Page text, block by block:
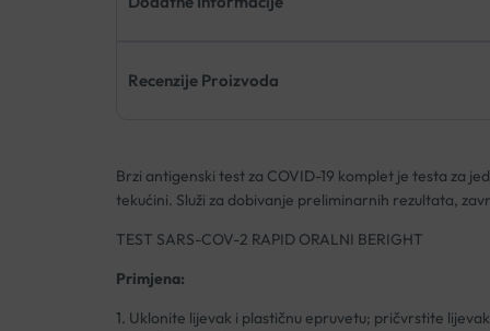
Recenzije Proizvoda
Brzi antigenski test za COVID-19 komplet je testa za
tekućini. Služi za dobivanje preliminarnih rezultata,
TEST SARS-COV-2 RAPID ORALNI BERIGHT
Primjena:
1. Uklonite lijevak i plastičnu epruvetu; pričvrstite